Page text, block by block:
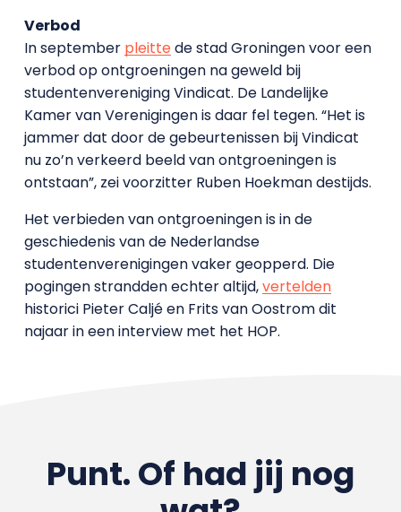
Verbod
In september pleittede stad Groningen voor een
verbod op ontgroeningen na geweld bij
studentenvereniging Vindicat. De Landelijke
Kamer van Verenigingen is daar fel tegen. “Het is
jammer dat door de gebeurtenissen bij Vindicat
nu zo’n verkeerd beeld van ontgroeningen is
ontstaan”, zei voorzitter Ruben Hoekman destijds.
Het verbieden van ontgroeningen is in de
geschiedenis van de Nederlandse
studentenverenigingen vaker geopperd. Die
pogingen strandden echter altijd,vertelden
historici Pieter Caljé en Frits van Oostrom dit
najaar in een interview met het HOP.
Punt. Of had jij nog